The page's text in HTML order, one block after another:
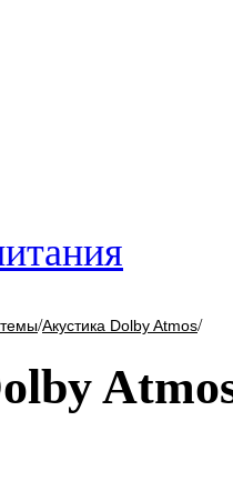
/Акустика Dolby Atmos/